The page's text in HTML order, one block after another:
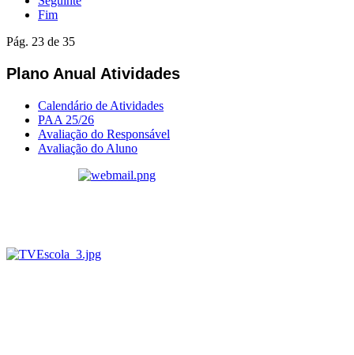
Fim
Pág. 23 de 35
Plano Anual Atividades
Calendário de Atividades
PAA 25/26
Avaliação do Responsável
Avaliação do Aluno